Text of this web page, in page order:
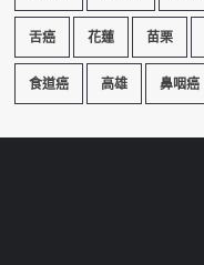
舌癌 花蓮 苗栗
食道癌 高雄 鼻咽癌